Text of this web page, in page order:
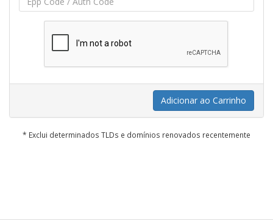
Adicionar ao Carrinho
* Exclui determinados TLDs e domínios renovados recentemente